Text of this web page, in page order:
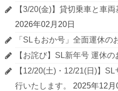
【3/20(金)】貸切乗車と車
2026年02月20日
「SLもおか号」全面運休の
【お詫び】SL新年号 運休
【12/20(土)・12/21(日)】
行いたします。
2025年12月